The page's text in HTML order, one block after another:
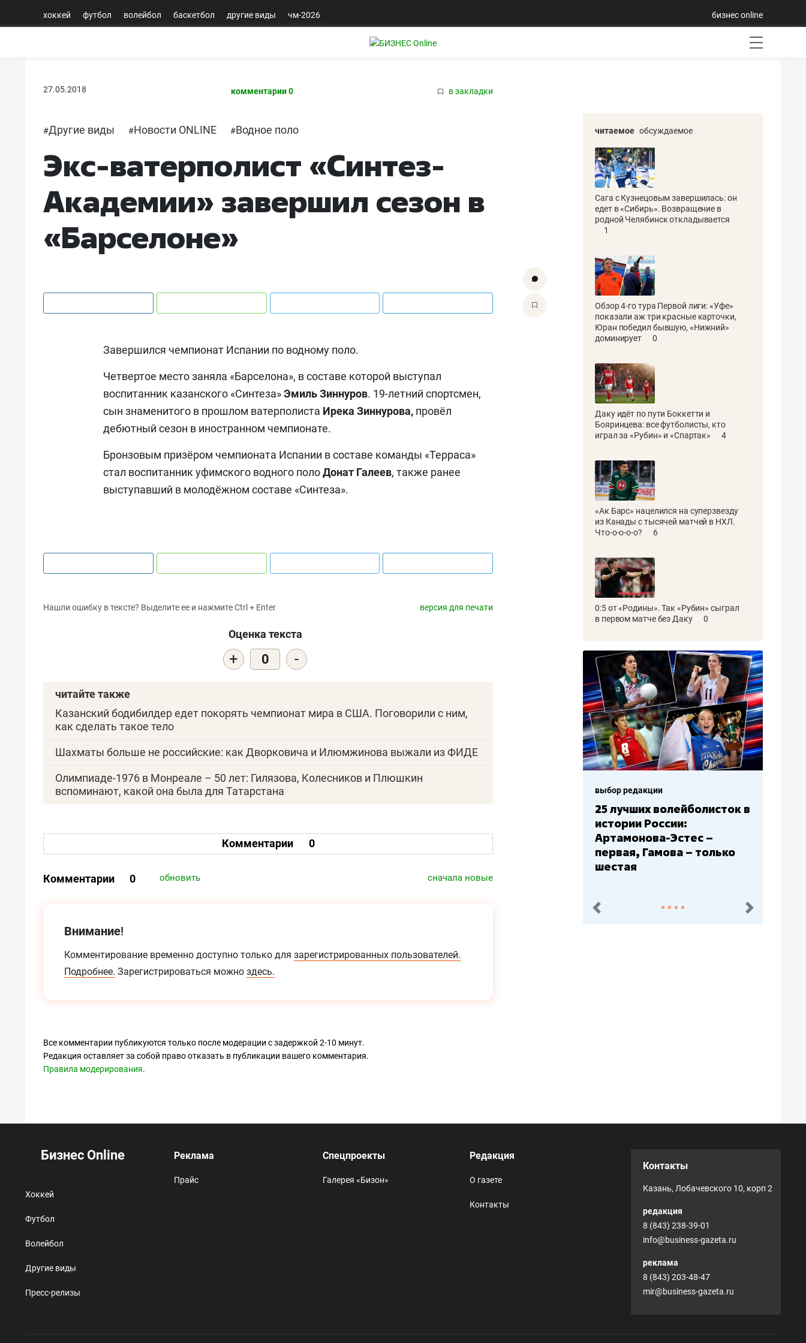
хоккей футбол волейбол баскетбол другие виды чм-2026 бизнес online
27.05.2018 комментарии 0 в закладки
#Другие виды #Новости ONLINE #Водное поло
Экс-ватерполист «Синтез-
Академии» завершил сезон в
«Барселоне»
Завершился чемпионат Испании по водному поло.
Четвертое место заняла «Барселона», в составе которой выступал
воспитанник казанского «Синтеза»Эмиль Зиннуров. 19-летний спортсмен,
сын знаменитого в прошлом ватерполиста Ирека Зиннурова, провёл
дебютный сезон в иностранном чемпионате.
Бронзовым призёром чемпионата Испании в составе команды «Терраса»
стал воспитанник уфимского водного полоДонат Галеев, также ранее
выступавший в молодёжном составе «Синтеза».
Нашли ошибку в тексте? Выделите ее и нажмите Ctrl + Enter версия для печати
Оценка текста
+ 0 -
читайте также
Казанский бодибилдер едет покорять чемпионат мира в США. Поговорили с ним,
как сделать такое тело
Шахматы больше не российские: как Дворковича и Илюмжинова выжали из ФИДЕ
Олимпиаде-1976 в Монреале – 50 лет: Гилязова, Колесников и Плюшкин
вспоминают, какой она была для Татарстана
Комментарии 0
Комментарии 0 обновить сначала новые
Внимание!
Комментирование временно доступно только для зарегистрированных пользователей.
Подробнее. Зарегистрироваться можно здесь.
Все комментарии публикуются только после модерации с задержкой 2-10 минут.
Редакция оставляет за собой право отказать в публикации вашего комментария.
Правила модерирования.
читаемое обсуждаемое
Сага с Кузнецовым завершилась: он
едет в «Сибирь». Возвращение в
родной Челябинск откладывается
1
Обзор 4-го тура Первой лиги: «Уфе»
показали аж три красные карточки,
Юран победил бывшую, «Нижний»
доминирует
0
Даку идёт по пути Боккетти и
Бояринцева: все футболисты, кто
играл за «Рубин» и «Спартак»
4
«Ак Барс» нацелился на суперзвезду
из Канады с тысячей матчей в НХЛ.
Что-о-о-о-о?
6
0:5 от «Родины». Так «Рубин» сыграл
в первом матче без Даку
0
выбор редакции
25 лучших волейболисток в
истории России:
Артамонова-Эстес –
первая, Гамова – только
шестая
пред. след.
Бизнес Online
Хоккей
Футбол
Волейбол
Другие виды
Пресс-релизы
Реклама
Прайс
Спецпроекты
Галерея «Бизон»
Редакция
О газете
Контакты
Контакты
Казань, Лобачевского 10, корп 2
редакция
8 (843) 238-39-01
info@business-gazeta.ru
реклама
8 (843) 203-48-47
mir@business-gazeta.ru